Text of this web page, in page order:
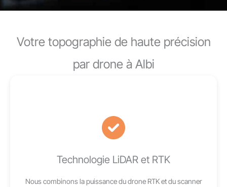
Votre topographie de haute précision
par drone à Albi
Technologie LiDAR et RTK
Nous combinons la puissance du drone RTK et du scanner